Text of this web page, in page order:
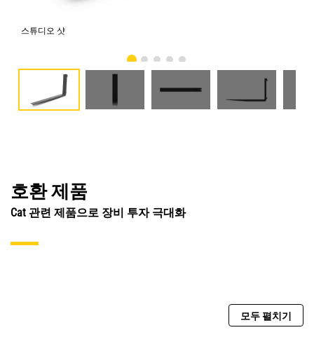
스튜디오 샷
호환 제품
Cat 관련 제품으로 장비 투자 극대화
모두 펼치기